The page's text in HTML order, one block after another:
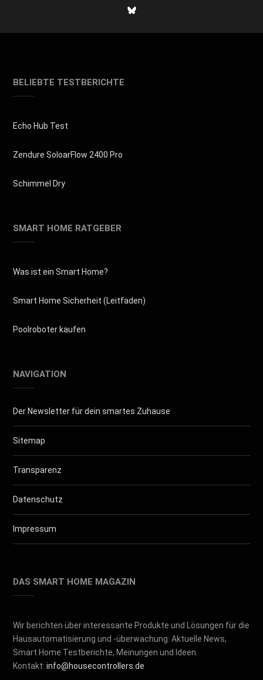
BELIEBTE TESTBERICHTE
Echo Hub Test
Zendure SoloarFlow 2400 Pro
Schimmel Dry
SMART HOME RATGEBER
Was ist ein Smart Home?
Smart Home Sicherheit (Leitfaden)
Poolroboter kaufen
NAVIGATION
Der Newsletter für dein smartes Zuhause
Sitemap
Transparenz
Datenschutz
Impressum
DAS SMART HOME MAGAZIN
Wir berichten über interessante Produkte und Lösungen für die
Hausautomatisierung und -überwachung: Aktuelle News,
Smart Home Testberichte, Meinungen und Ideen.
Kontakt: info@housecontrollers.de